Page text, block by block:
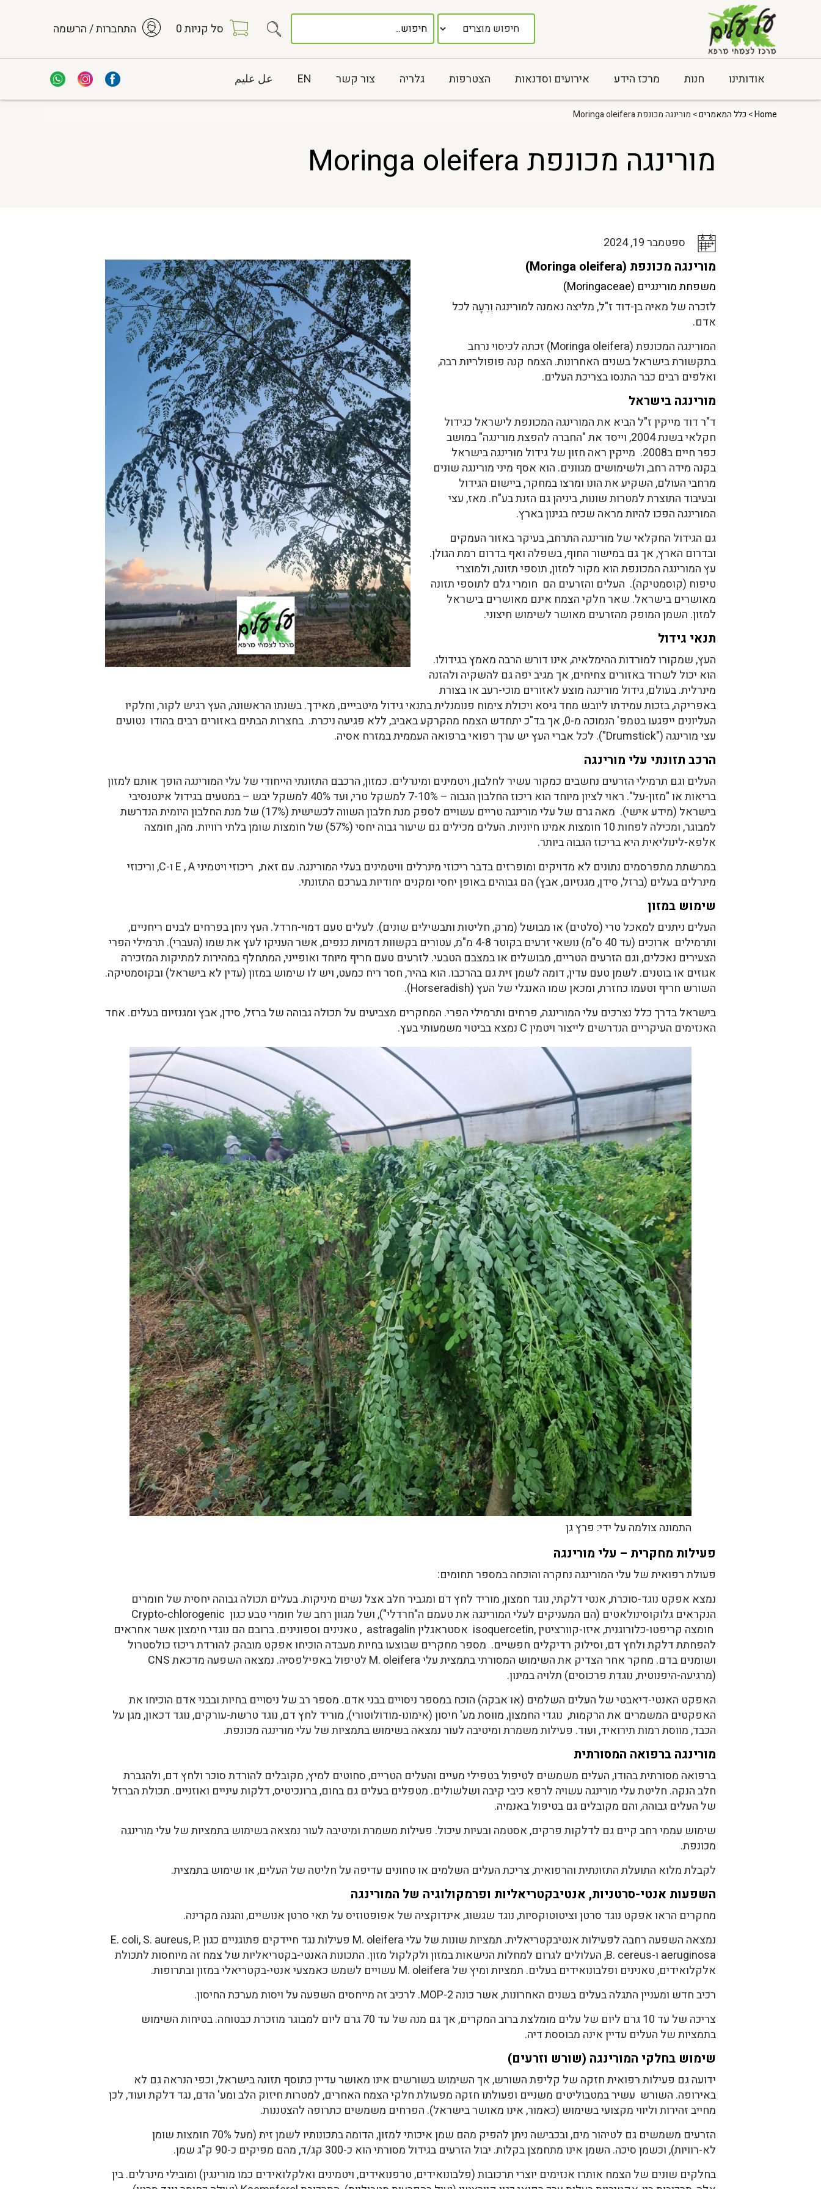
סל קניות0 התחברות / הרשמה
אודותינו חנות מרכז הידע אירועים וסדנאות הצטרפות גלריה צור קשר EN عل عليم
Home
> כלל המאמרים> מורינגה מכונפת Moringa oleifera
מורינגה מכונפת Moringa oleifera
ספטמבר 19, 2024
מורינגה מכונפת (Moringa oleifera)
משפחת מורינגיים (Moringaceae)
לזכרה של מאיה בן-דוד ז"ל, מליצה נאמנה למורינגה וְרֵעָה לכל
אדם.
המורינגה המכונפת (Moringa oleifera) זכתה לכיסוי נרחב
בתקשורת בישראל בשנים האחרונות. הצמח קנה פופולריות רבה,
ואלפים רבים כבר התנסו בצריכת העלים.
מורינגה בישראל
ד"ר דוד מייקין ז"ל הביא את המורינגה המכונפת לישראל כגידול
חקלאי בשנת 2004, וייסד את "החברה להפצת מורינגה" במושב
כפר חיים ב2008. מייקין ראה חזון של גידול מורינגה בישראל
בקנה מידה רחב, ולשימושים מגוונים. הוא אסף מיני מורינגה שונים
מרחבי העולם, השקיע את הונו ומרצו במחקר, ביישום הגידול
ובעיבוד התוצרת למטרות שונות, ביניהן גם הזנת בע"ח. מאז, עצי
המורינגה הפכו להיות מראה שכיח בגינון בארץ.
גם הגידול החקלאי של מורינגה התרחב, בעיקר באזור העמקים
ובדרום הארץ, אך גם במישור החוף, בשפלה ואף בדרום רמת הגולן.
עץ המורינגה המכונפת הוא מקור למזון, תוספי תזונה, ולמוצרי
טיפוח (קוסמטיקה). העלים והזרעים הם חומרי גלם לתוספי תזונה
מאושרים בישראל. שאר חלקי הצמח אינם מאושרים בישראל
למזון. השמן המופק מהזרעים מאושר לשימוש חיצוני.
תנאי גידול
העץ, שמקורו למורדות ההימלאיה, אינו דורש הרבה מאמץ בגידולו.
הוא יכול לשרוד באזורים צחיחים, אך מגיב יפה גם להשקיה ולהזנה
מינרלית. בעולם, גידול מורינגה מוצע לאזורים מוכי-רעב או בצורת
באפריקה, בזכות עמידתו ליובש מחד גיסא ויכולת צימוח פנומנלית בתנאי גידול מיטבייים, מאידך. בשנתו הראשונה, העץ רגיש לקור, וחלקיו
העליונים ייפגעו בטמפ' הנמוכה מ-0, אך בד"כ יתחדש הצמח מהקרקע באביב, ללא פגיעה ניכרת. בחצרות הבתים באזורים רבים בהודו נטועים
עצי מורינגה ("Drumstick"). לכל אברי העץ יש ערך רפואי ברפואה העממית במזרח אסיה.
הרכב תזונתי עלי מורינגה
העלים וגם תרמילי הזרעים נחשבים כמקור עשיר לחלבון, ויטמינים ומינרלים. כמזון, הרכבם התזונתי הייחודי של עלי המורינגה הופך אותם למזון
בריאות או "מזון-על". ראוי לציון מיוחד הוא ריכוז החלבון הגבוה – 7-10% למשקל טרי, ועד 40% למשקל יבש – במטעים בגידול אינטנסיבי
בישראל (מידע אישי). מאה גרם של עלי מורינגה טריים עשויים לספק מנת חלבון השווה לכשישית (17%) של מנת החלבון היומית הנדרשת
למבוגר, ומכילה לפחות 10 חומצות אמינו חיוניות. העלים מכילים גם שיעור גבוה יחסי (57%) של חומצות שומן בלתי רוויות. מהן, חומצה
אלפא-לינוליאית היא בריכוז הגבוה ביותר.
במרשתת מתפרסמים נתונים לא מדויקים ומופרזים בדבר ריכוזי מינרלים וויטמינים בעלי המורינגה. עם זאת, ריכוזי ויטמיני E , A ו-C, וריכוזי
מינרלים בעלים (ברזל, סידן, מגנזיום, אבץ) הם גבוהים באופן יחסי ומקנים יחודיות בערכם התזונתי.
שימוש במזון
העלים ניתנים למאכל טרי (סלטים) או מבושל (מרק, חליטות ותבשילים שונים). לעלים טעם דמוי-חרדל. העץ ניחן בפרחים לבנים ריחניים,
ותרמילים ארוכים (עד 40 ס"מ) נושאי זרעים בקוטר 4-8 מ"מ, עטורים בקשוות דמויות כנפים, אשר העניקו לעץ את שמו (העברי). תרמילי הפרי
הצעירים נאכלים, וגם הזרעים הטריים, מבושלים או במצבם הטבעי. לזרעים טעם חריף מיוחד ואופייני, המתחלף במהירות למתיקות המזכירה
אגוזים או בוטנים. לשמן טעם עדין, דומה לשמן זית גם בהרכבו. הוא בהיר, חסר ריח כמעט, ויש לו שימוש במזון (עדין לא בישראל) ובקוסמטיקה.
השורש חריף וטעמו כחזרת, ומכאן שמו האנגלי של העץ (Horseradish).
בישראל בדרך כלל נצרכים עלי המורינגה, פרחים ותרמילי הפרי. המחקרים מצביעים על תכולה גבוהה של ברזל, סידן, אבץ ומגנזיום בעלים. אחד
האנזימים העיקריים הנדרשים לייצור ויטמין C נמצא בביטוי משמעותי בעץ.
התמונה צולמה על ידי: פרץ גן
פעילות מחקרית – עלי מורינגה
פעולת רפואית של עלי המורינגה נחקרה והוכחה במספר תחומים:
נמצא אפקט נוגד-סוכרת, אנטי דלקתי, נוגד חמצון, מוריד לחץ דם ומגביר חלב אצל נשים מיניקות. בעלים תכולה גבוהה יחסית של חומרים
הנקראים גלוקוסינולאטים (הם המעניקים לעלי המורינגה את טעמם ה"חרדלי"), ושל מגוון רחב של חומרי טבע כגון Crypto-chlorogenic
חומצה קריפטו-כלורוגנית, איזו-קוורציטין ,isoquercetin אסטראגלין astragalin , טאנינים וספונינים. ברובם הם נוגדי חימצון אשר אחראים
להפחתת דלקת ולחץ דם, וסילוק רדיקלים חפשיים. מספר מחקרים שבוצעו בחיות מעבדה הוכיחו אפקט מובהק להורדת ריכוז כולסטרול
ושומנים בדם. מחקר אחר הצדיק את השימוש המסורתי בתמצית עלי M. oleifera לטיפול באפילפסיה. נמצאה השפעה מדכאת CNS
(מרגיעה-היפנוטית, נוגדת פרכוסים) תלויה במינון.
האפקט האנטי-דיאבטי של העלים השלמים (או אבקה) הוכח במספר ניסויים בבני אדם. מספר רב של ניסויים בחיות ובבני אדם הוכיחו את
האפקטים המשמרים את הרקמות, נוגדי החמצון, מווסת מע' חיסון (אימונו-מודולוטורי), מוריד לחץ דם, נוגד טרשת-עורקים, נוגד דכאון, מגן על
הכבד, מווסת רמות תירואיד, ועוד. פעילות משמרת ומיטיבה לעור נמצאה בשימוש בתמציות של עלי מורינגה מכונפת.
מורינגה ברפואה המסורתית
ברפואה מסורתית בהודו, העלים משמשים לטיפול בטפילי מעיים והעלים הטריים, סחוטים למיץ, מקובלים להורדת סוכר ולחץ דם, ולהגברת
חלב הנקה. חליטת עלי מורינגה עשויה לרפא כיבי קיבה ושלשולים. מטפלים בעלים גם בחום, ברונכיטיס, דלקות עיניים ואוזניים. תכולת הברזל
של העלים גבוהה, והם מקובלים גם בטיפול באנמיה.
שימוש עממי רחב קיים גם לדלקות פרקים, אסטמה ובעיות עיכול. פעילות משמרת ומיטיבה לעור נמצאה בשימוש בתמציות של עלי מורינגה
מכונפת.
לקבלת מלוא התועלת התזונתית והרפואית, צריכת העלים השלמים או טחונים עדיפה על חליטה של העלים, או שימוש בתמצית.
השפעות אנטי-סרטניות, אנטיבקטריאליות ופרמקולוגיה של המורינגה
מחקרים הראו אפקט נוגד סרטן וציטוטוקסיות, נוגד שגשוג, אינדוקציה של אפופטוזיס על תאי סרטן אנושיים, והגנה מקרינה.
נמצאה השפעה רחבה לפעילות אנטיבקטריאלית. תמציות שונות של עלי M. oleifera פעילות נגד חיידקים פתוגניים כגון E. coli, S. aureus, P.
aeruginosa ו-B. cereus, העלולים לגרום למחלות הנישאות במזון ולקלקול מזון. התכונות האנטי-בקטריאליות של צמח זה מיוחסות לתכולת
אלקלואידים, טאנינים ופלבונואידים בעלים. תמציות ומיץ של M. oleifera עשויים לשמש כאמצעי אנטי-בקטריאלי במזון ובתרופות.
רכיב חדש ומעניין התגלה בעלים בשנים האחרונות, אשר כונה MOP-2. לרכיב זה מייחסים השפעה על ויסות מערכת החיסון.
צריכה של עד 10 גרם ליום של עלים מומלצת ברוב המקרים, אך גם מנה של עד 70 גרם ליום למבוגר מוזכרת כבטוחה. בטיחות השימוש
בתמציות של העלים עדיין אינה מבוססת דיה.
שימוש בחלקי המורינגה (שורש וזרעים)
ידועה גם פעילות רפואית חזקה של קליפת השורש, אך השימוש בשורשים אינו מאושר עדיין כתוסף תזונה בישראל, וכפי הנראה גם לא
באירופה. השורש עשיר במטבוליטים משניים ופעולתו חזקה מפעולת חלקי הצמח האחרים, למטרות חיזוק הלב ומע' הדם, נגד דלקת ועוד, לכן
מחייב זהירות וליווי מקצועי בשימוש (כאמור, אינו מאושר בישראל). הפרחים משמשים כתרופה להצטננות.
הזרעים משמשים גם לטיהור מים, ובכבישה ניתן להפיק מהם שמן איכותי למזון, הדומה בתכונותיו לשמן זית (מעל 70% חומצות שומן
לא-רוויות), וכשמן סיכה. השמן אינו מתחמצן בקלות. יבול הזרעים בגידול מסורתי הוא כ-300 קג/ד, מהם מפיקים כ-90 ק"ג שמן.
בחלקים שונים של הצמח אותרו אנזימים יוצרי תרכובות (פלבונואידים, טרפנואידים, ויטמינים ואלקלואידים כמו מורינגין) ומובילי מינרלים. בין